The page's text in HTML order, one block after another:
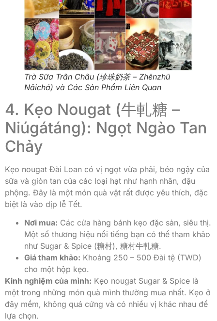
Trà Sữa Trân Châu (珍珠奶茶 – Zhēnzhū
Nǎichá) và Các Sản Phẩm Liên Quan
4. Kẹo Nougat (牛軋糖 –
Niúgátáng): Ngọt Ngào Tan
Chảy
Kẹo nougat Đài Loan có vị ngọt vừa phải, béo ngậy của
sữa và giòn tan của các loại hạt như hạnh nhân, đậu
phộng. Đây là một món quà vặt rất được yêu thích, đặc
biệt là vào dịp lễ Tết.
Nơi mua: Các cửa hàng bánh kẹo đặc sản, siêu thị.
Một số thương hiệu nổi tiếng bạn có thể tham khảo
như Sugar & Spice (糖村), 糖村牛軋糖.
Giá tham khảo: Khoảng 250 – 500 Đài tệ (TWD)
cho một hộp kẹo.
Kinh nghiệm của mình: Kẹo nougat Sugar & Spice là
một trong những món quà mình thường mua nhất. Kẹo ở
đây mềm, không quá cứng và có nhiều vị khác nhau để
lựa chọn.